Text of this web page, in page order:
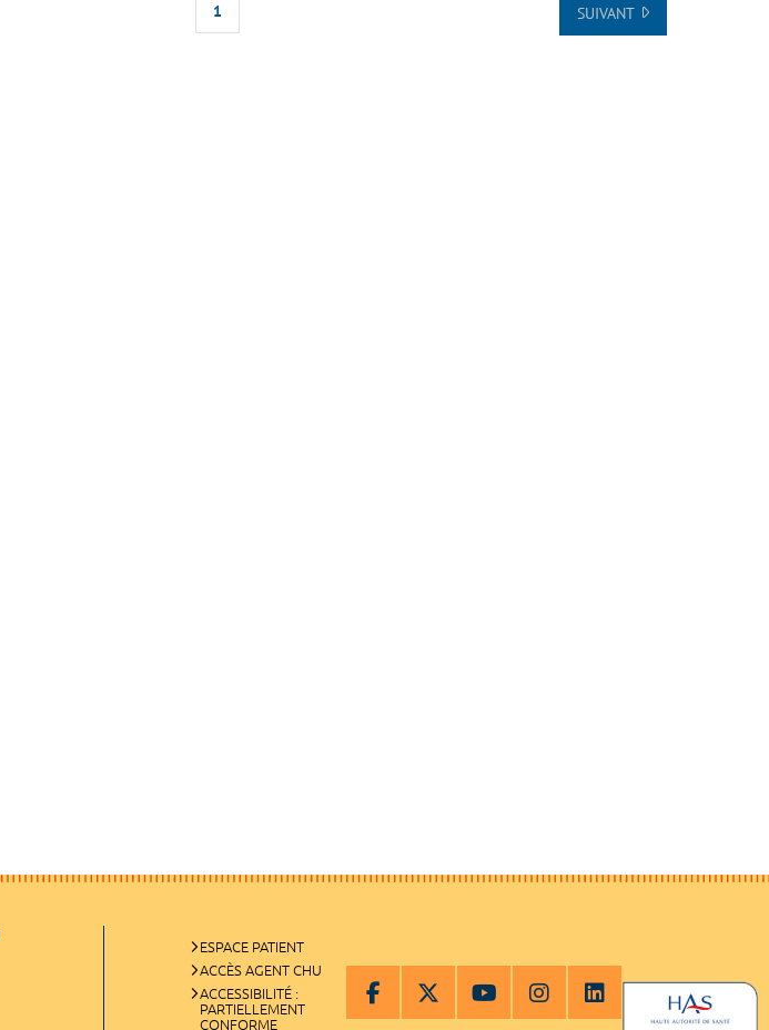
1 SUIVANT
ESPACE PATIENT
ACCÈS AGENT CHU
ACCESSIBILITÉ :
PARTIELLEMENT
CONFORME